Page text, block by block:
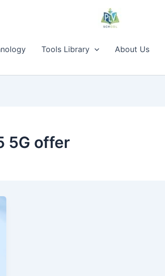
Tools Library About Us
5G offer